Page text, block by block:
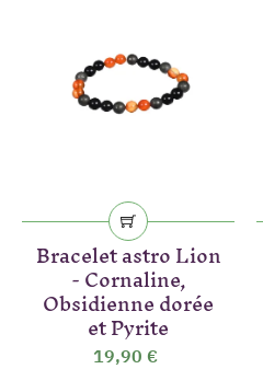
Bracelet astro Lion
- Cornaline,
Obsidienne dorée
et Pyrite
19,90 €